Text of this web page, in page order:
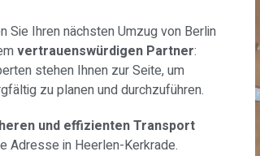
Sie Ihren nächsten Umzug von Berlin
vertrauenswürdigen Partner:
stehen Ihnen zur Seite, um
zu planen und durchzuführen.
und effizienten Transport
Adresse in Heerlen-Kerkrade.